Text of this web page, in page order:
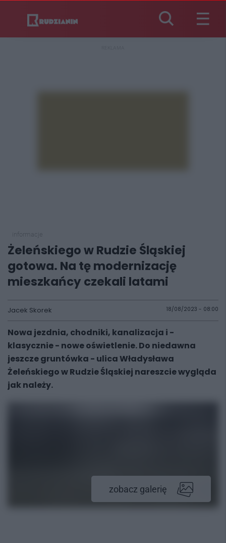
Żeleńskiego w Rudzie Śląskiej
gotowa. Na tę modernizację
mieszkańcy czekali latami
Jacek Skorek 18/08/2023 - 08:00
Nowa jezdnia, chodniki, kanalizacja i -
klasycznie - nowe oświetlenie. Do niedawna
jeszcze gruntówka - ulica Władysława
Żeleńskiego w Rudzie Śląskiej nareszcie wygląda
jak należy.
zobacz galerię